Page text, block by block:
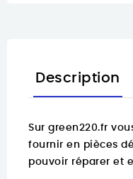
Description
Sur green220.fr
fournir en pièces
pouvoir réparer et